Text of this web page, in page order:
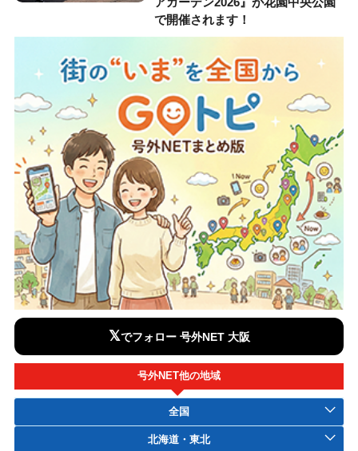
で開催されます！
𝕏でフォロー 号外NET 大阪
号外NET他の地域
全国
北海道・東北